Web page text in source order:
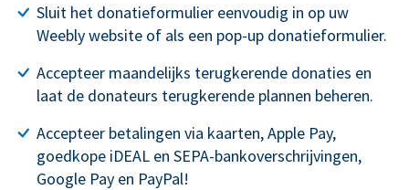
Sluit het donatieformulier eenvoudig in op uw
Weebly website of als een pop-up donatieformulier.
Accepteer maandelijks terugkerende donaties en
laat de donateurs terugkerende plannen beheren.
Accepteer betalingen via kaarten, Apple Pay,
goedkope iDEAL en SEPA-bankoverschrijvingen,
Google Pay en PayPal!